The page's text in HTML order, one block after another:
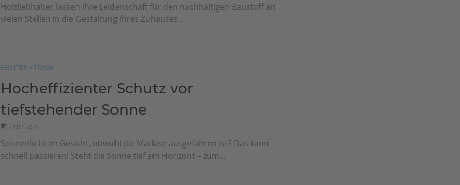
Holzliebhaber lassen ihre Leidenschaft für den nachhaltigen Baustoff an
vielen Stellen in die Gestaltung ihres Zuhauses...
FENSTER + TÜREN
Hocheffizienter Schutz vor
tiefstehender Sonne
22.07.2025
Sonnenlicht im Gesicht, obwohl die Markise ausgefahren ist? Das kann
schnell passieren! Steht die Sonne tief am Horizont – zum...